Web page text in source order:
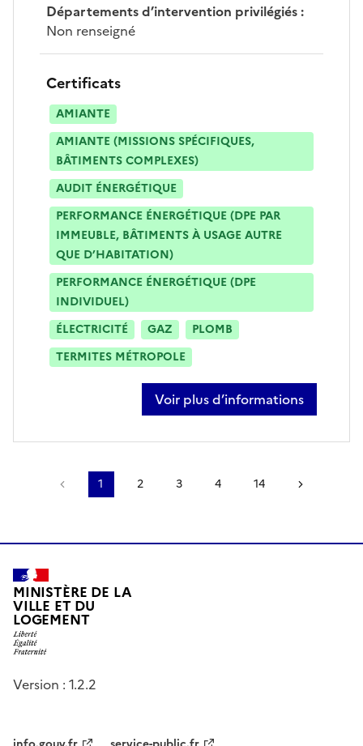
Départements d’intervention privilégiés:
Non renseigné
Certificats
AMIANTE
AMIANTE (MISSIONS SPÉCIFIQUES,
BÂTIMENTS COMPLEXES)
AUDIT ÉNERGÉTIQUE
PERFORMANCE ÉNERGÉTIQUE (DPE PAR
IMMEUBLE, BÂTIMENTS À USAGE AUTRE
QUE D’HABITATION)
PERFORMANCE ÉNERGÉTIQUE (DPE
INDIVIDUEL)
ÉLECTRICITÉ
GAZ
PLOMB
TERMITES MÉTROPOLE
Voir plus d’informations
sur loïc calon
Page précédente
1 2 3 4 14
MINISTÈRE DE LA
VILLE ET DU
LOGEMENT
Version : 1.2.2